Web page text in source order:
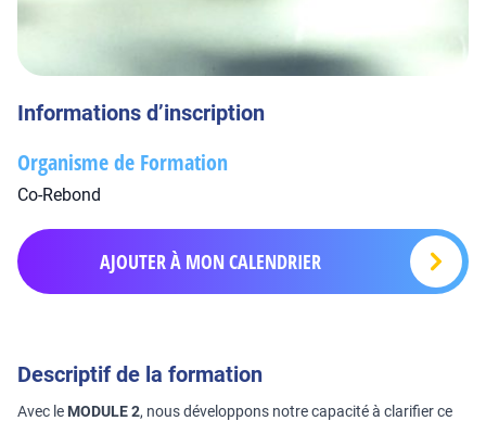
Informations d’inscription
Organisme de Formation
Co-Rebond
AJOUTER À MON CALENDRIER
Descriptif de la formation
Avec le MODULE 2, nous développons notre capacité à clarifier ce